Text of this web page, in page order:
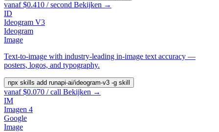
vanaf $0.410 / second Bekijken →
ID
Ideogram V3
Ideogram
Image
Text-to-image with industry-leading in-image text accuracy —
posters, logos, and typography.
npx skills add runapi-ai/ideogram-v3 -g skill
vanaf $0.070 / call Bekijken →
IM
Imagen 4
Google
Image